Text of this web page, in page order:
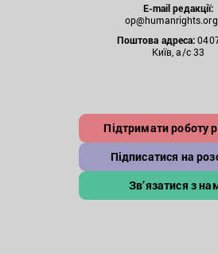
E-mail редакції:
Поштова адреса:
Київ, а/с 33
Підтримати роботу
Підписатися на
Зв’язатися з